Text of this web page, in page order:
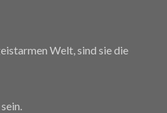
Welt, sind sie die